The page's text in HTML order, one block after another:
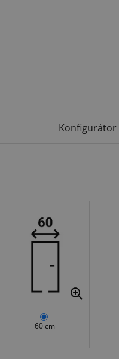
Konfigurátor
60 cm